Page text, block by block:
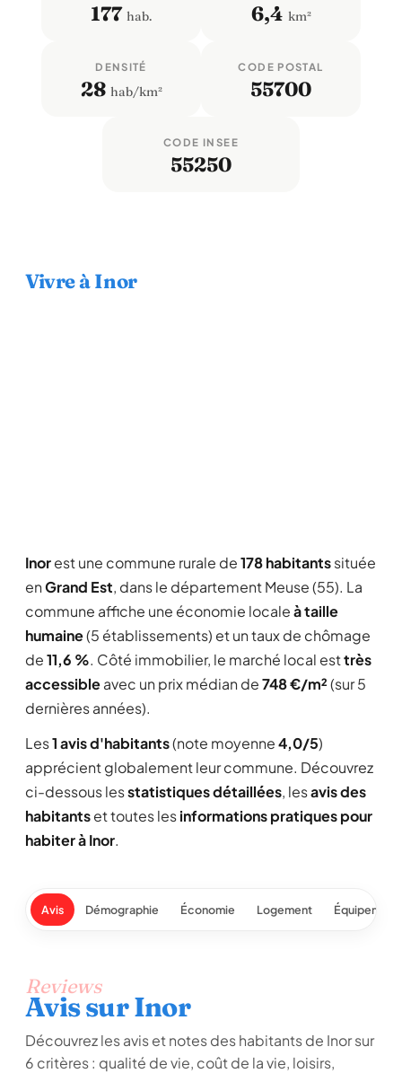
177 hab. 6,4 km²
DENSITÉ
28 hab/km²
CODE POSTAL
55700
CODE INSEE
55250
Vivre à Inor
Inorest une commune rurale de178 habitantssituée
enGrand Est, dans le département Meuse (55). La
commune affiche une économie localeà taille
humaine(5 établissements) et un taux de chômage
de11,6 %. Côté immobilier, le marché local esttrès
accessibleavec un prix médian de748 €/m²(sur 5
dernières années).
Les1 avis d'habitants(note moyenne4,0/5)
apprécient globalement leur commune. Découvrez
ci-dessous lesstatistiques détaillées, lesavis des
habitantset toutes lesinformations pratiques pour
habiter à Inor.
Avis Démographie Économie Logement
Reviews
Avis sur Inor
Découvrez les avis et notes des habitants de Inor sur
6 critères : qualité de vie, coût de la vie, loisirs,